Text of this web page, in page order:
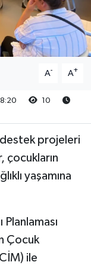
A- A+
10
projeleri
çocukların
yaşamına
Planlaması
Çocuk
ile